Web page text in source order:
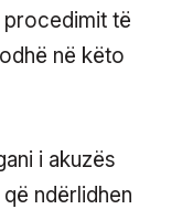
të
në këto
i akuzës
ndërlidhen